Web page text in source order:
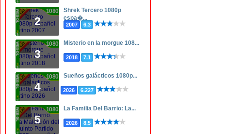
2
1080p
Shrek Tercero 1080p
espa�...
2007 6.3
3
1080p Misterio en la morgue 108...
2018 7.1
4
1080p Sueños galácticos 1080p...
2026 6.227
5
1080p La Familia Del Barrio: La...
2026 8.5